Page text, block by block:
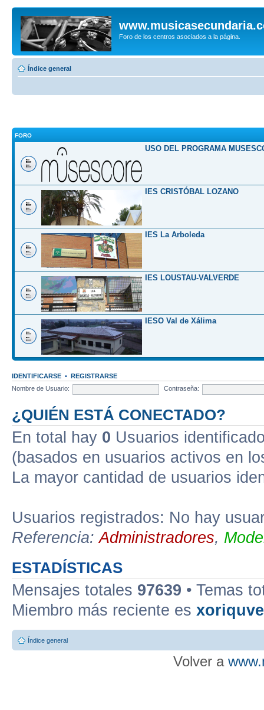
Foro de los centros asociados a la página.
Índice general
FORO
USO DEL PROGRAMA
IES CRISTÓBAL LOZANO
IES La Arboleda
IES LOUSTAU-VALVERDE
IESO Val de Xálima
IDENTIFICARSE • REGISTRARSE
Nombre de Usuario:
Contraseña:
¿QUIÉN ESTÁ CONECTADO?
En total hay 0 Usuarios
(basados en usuarios activos en
La mayor cantidad de usuarios
Usuarios registrados: No hay
Referencia:Administradores,
ESTADÍSTICAS
Mensajes totales 97639 • Temas
Miembro más reciente es
Índice general
Volver a